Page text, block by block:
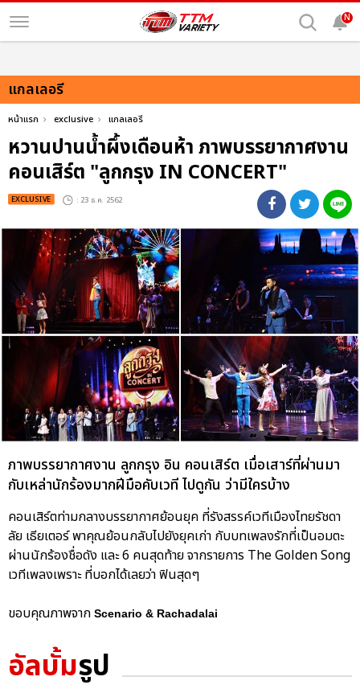
N
แกลเลอรี
หน้าแรก exclusive แกลเลอรี
หวานปานน้ำผึ้งเดือนห้า ภาพบรรยากาศงาน
คอนเสิร์ต "ลูกกรุง IN CONCERT"
EXCLUSIVE : 23 ธ.ค. 2562
ภาพบรรยากาศงาน ลูกกรุง อิน คอนเสิร์ต เมื่อเสาร์ที่ผ่านมา
กับเหล่านักร้องมากฝีมือคับเวที ไปดูกัน ว่ามีใครบ้าง
คอนเสิร์ตท่ามกลางบรรยากาศย้อนยุค ที่รังสรรค์เวทีเมืองไทยรัชดา
ลัย เธียเตอร์ พาคุณย้อนกลับไปยังยุคเก่า กับบทเพลงรักที่เป็นอมตะ
ผ่านนักร้องชื่อดัง และ 6 คนสุดท้าย จากรายการ The Golden Song
เวทีเพลงเพราะ ที่บอกได้เลยว่า ฟินสุดๆ
ขอบคุณภาพจาก Scenario & Rachadalai
อัลบั้มรูป